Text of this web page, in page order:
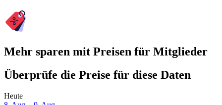
Mehr sparen mit Preisen für Mitglieder
Überprüfe die Preise für diese Daten
Heute